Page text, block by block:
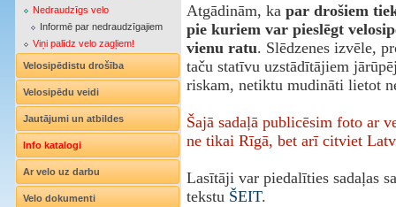
Nedraudzīgs velo
Informē par nedraudzīgajiem
Viņi palīdz velo zagļiem!
Velosipēdistu drošība
Velosipēdu veidi
Jautājumi un atbildes
Info katalogi
Ar velo uz darbu
Velo dokumenti
Atgādinām, ka par drošiem
pie kuriem var pieslēgt
vienu ratu. Slēdzenes izvēle,
taču statīvu uzstādītājiem
riskam, netiktu mudināti lietot
Šajā sadaļā publicēsim foto ar
ne tikai Rīgā, bet arī citviet
Lasītāji var piedalīties sadaļas
tekstu ŠEIT.